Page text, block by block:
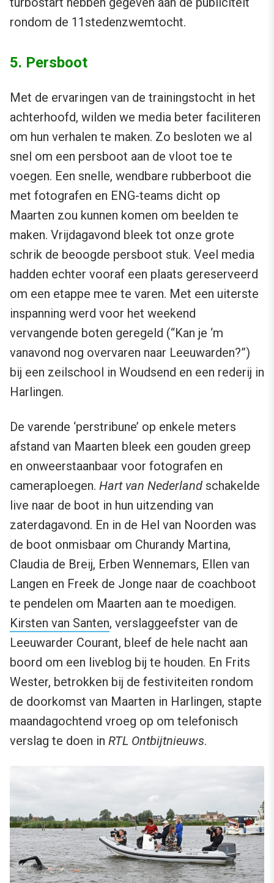
rondom de 11stedenzwemtocht.
5. Persboot
Met de ervaringen van de trainingstocht in het
achterhoofd, wilden we media beter faciliteren
om hun verhalen te maken. Zo besloten we al
snel om een persboot aan de vloot toe te
voegen. Een snelle, wendbare rubberboot die
met fotografen en ENG-teams dicht op
Maarten zou kunnen komen om beelden te
maken. Vrijdagavond bleek tot onze grote
schrik de beoogde persboot stuk. Veel media
hadden echter vooraf een plaats gereserveerd
om een etappe mee te varen. Met een uiterste
inspanning werd voor het weekend
vervangende boten geregeld (“Kan je ‘m
vanavond nog overvaren naar Leeuwarden?”)
bij een zeilschool in Woudsend en een rederij in
Harlingen.
De varende ‘perstribune’ op enkele meters
afstand van Maarten bleek een gouden greep
en onweerstaanbaar voor fotografen en
cameraploegen. Hart van Nederland schakelde
live naar de boot in hun uitzending van
zaterdagavond. En in de Hel van Noorden was
de boot onmisbaar om Churandy Martina,
Claudia de Breij, Erben Wennemars, Ellen van
Langen en Freek de Jonge naar de coachboot
te pendelen om Maarten aan te moedigen.
Kirsten van Santen, verslaggeefster van de
Leeuwarder Courant, bleef de hele nacht aan
boord om een liveblog bij te houden. En Frits
Wester, betrokken bij de festiviteiten rondom
de doorkomst van Maarten in Harlingen, stapte
maandagochtend vroeg op om telefonisch
verslag te doen in RTL Ontbijtnieuws.